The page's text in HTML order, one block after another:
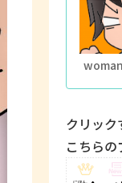
クリック
こちら